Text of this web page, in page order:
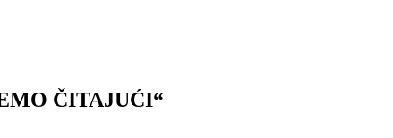
ČITAJUĆI“